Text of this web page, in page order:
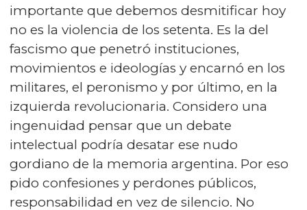
importante que debemos desmitificar hoy
no es la violencia de los setenta. Es la del
fascismo que penetró instituciones,
movimientos e ideologías y encarnó en los
militares, el peronismo y por último, en la
izquierda revolucionaria. Considero una
ingenuidad pensar que un debate
intelectual podría desatar ese nudo
gordiano de la memoria argentina. Por eso
pido confesiones y perdones públicos,
responsabilidad en vez de silencio. No